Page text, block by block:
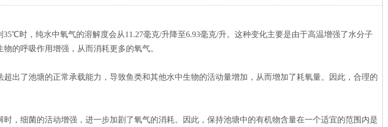
时，纯水中氧气的溶解度会从11.27毫克/升降至6.93毫克/升。这种变化主要是由于高温增强了水分子
的呼吸作用增强，从而消耗更多的氧气。
出了池塘的正常承载能力，导致鱼类和其他水中生物的活动量增加，从而增加了耗氧量。因此，合理的
，细菌的活动增强，进一步加剧了氧气的消耗。因此，保持池塘中的有机物含量在一个适宜的范围内是